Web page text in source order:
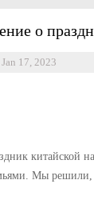
о
Jan 17, 2023
китайской
Мы